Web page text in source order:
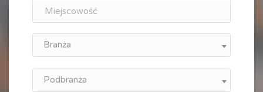
Branża
Podbranża